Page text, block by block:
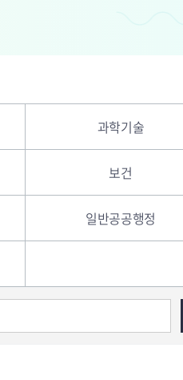
과학기술
보건
일반공공행정